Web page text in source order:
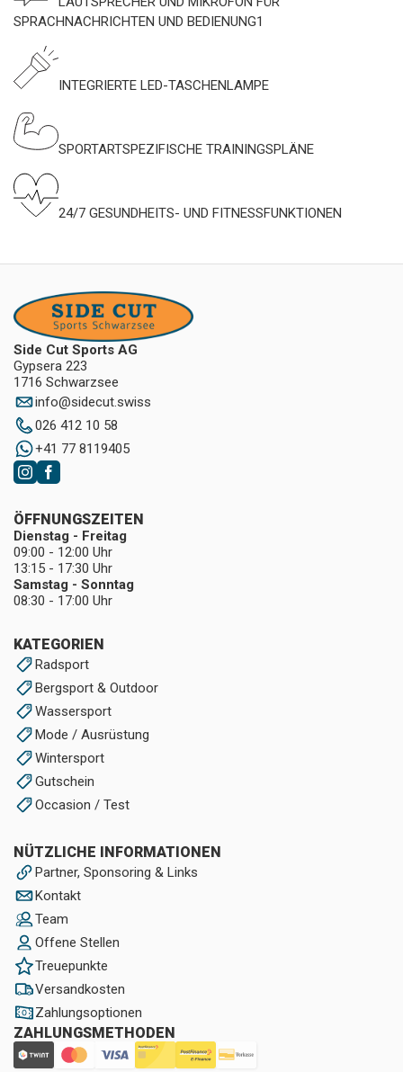
SPRACHNACHRICHTEN UND BEDIENUNG1
INTEGRIERTE LED-TASCHENLAMPE
SPORTARTSPEZIFISCHE TRAININGSPLÄNE
24/7 GESUNDHEITS- UND FITNESSFUNKTIONEN
Side Cut Sports AG
Gypsera 223
1716 Schwarzsee
info@sidecut.swiss
026 412 10 58
+41 77 8119405
KATEGORIEN
Radsport
Bergsport & Outdoor
Wassersport
Mode / Ausrüstung
Wintersport
Gutschein
Occasion / Test
NÜTZLICHE INFORMATIONEN
Partner, Sponsoring & Links
Kontakt
Team
Offene Stellen
Treuepunkte
Versandkosten
Zahlungsoptionen
ZAHLUNGSMETHODEN
ÖFFNUNGSZEITEN
Dienstag - Freitag
09:00 - 12:00 Uhr
13:15 - 17:30 Uhr
Samstag - Sonntag
08:30 - 17:00 Uhr